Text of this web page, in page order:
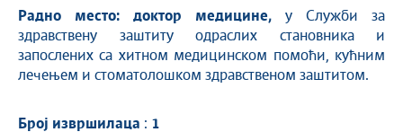
Радно место:
доктор медицине, у Служби за
здравствену заштиту одраслих становника и
запослених са хитном медицинском помоћи, кућним
лечењем и стоматолошком здравственом заштитом.
Број извршилаца : 1